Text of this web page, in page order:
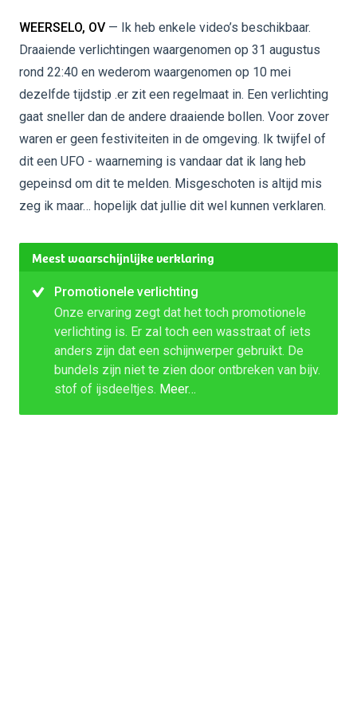
WEERSELO, OV — Ik heb enkele video’s beschikbaar.
Draaiende verlichtingen waargenomen op 31 augustus
rond 22:40 en wederom waargenomen op 10 mei
dezelfde tijdstip .er zit een regelmaat in. Een verlichting
gaat sneller dan de andere draaiende bollen. Voor zover
waren er geen festiviteiten in de omgeving. Ik twijfel of
dit een UFO - waarneming is vandaar dat ik lang heb
gepeinsd om dit te melden. Misgeschoten is altijd mis
zeg ik maar… hopelijk dat jullie dit wel kunnen verklaren.
Meest waarschijnlijke verklaring
Promotionele verlichting
Onze ervaring zegt dat het toch promotionele
verlichting is. Er zal toch een wasstraat of iets
anders zijn dat een schijnwerper gebruikt. De
bundels zijn niet te zien door ontbreken van bijv.
stof of ijsdeeltjes. Meer…